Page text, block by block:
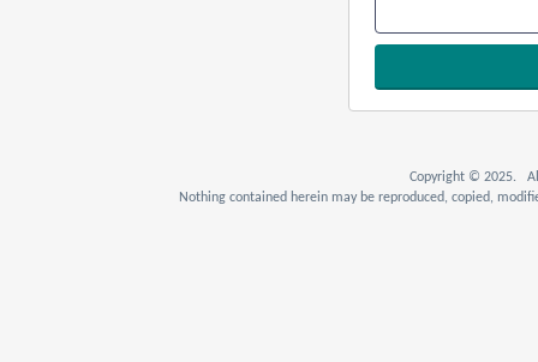
Copyright © 2025. All
Nothing contained herein may be reproduced, copied,